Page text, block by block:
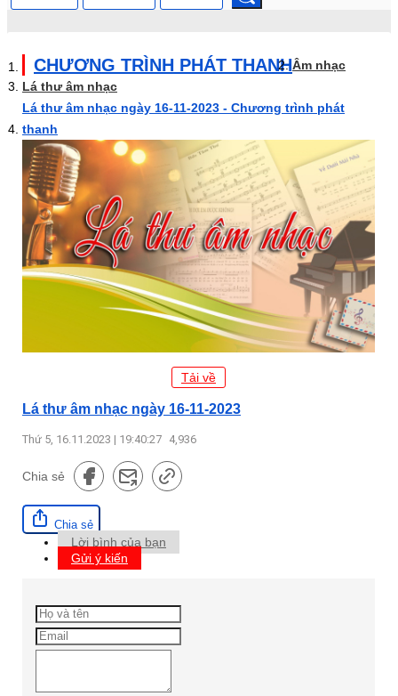
CHƯƠNG TRÌNH PHÁT THANHÂm nhạc
Lá thư âm nhạc
Lá thư âm nhạc ngày 16-11-2023 - Chương trình phát
thanh
Tải về
Lá thư âm nhạc ngày 16-11-2023
Thứ 5, 16.11.2023 | 19:40:27 4,936
Chia sẻ
Chia sẻ
Lời bình của bạn
Gửi ý kiến